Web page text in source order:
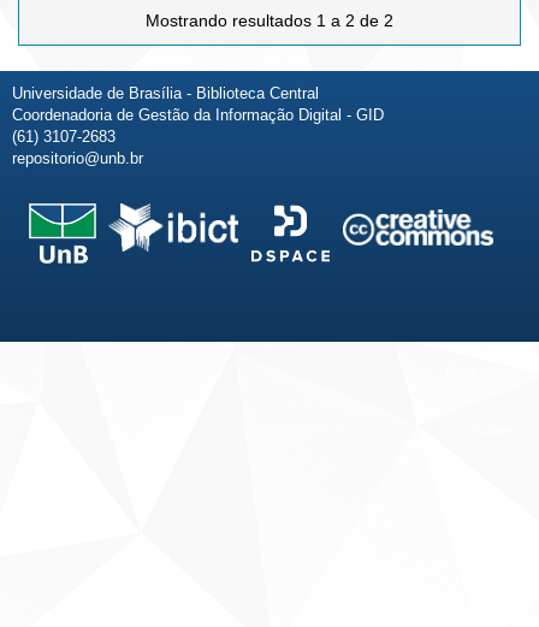
Mostrando resultados 1 a 2 de 2
Universidade de Brasília - Biblioteca Central
Coordenadoria de Gestão da Informação Digital - GID
(61) 3107-2683
repositorio@unb.br